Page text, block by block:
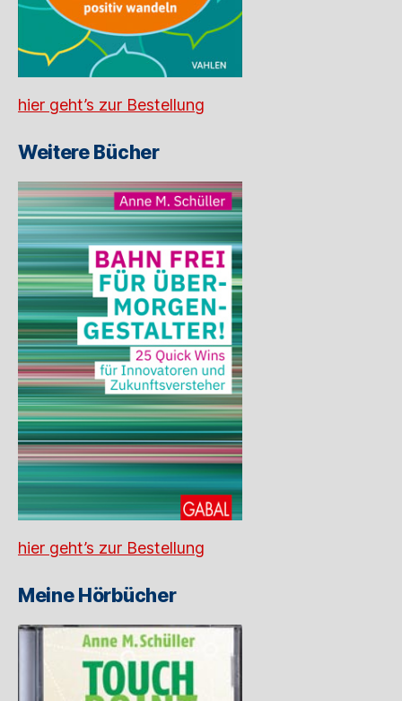
hier geht’s zur Bestellung
Weitere Bücher
hier geht’s zur Bestellung
Meine Hörbücher